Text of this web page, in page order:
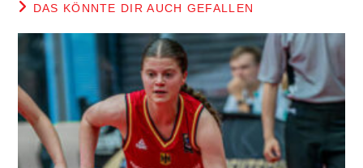
DAS KÖNNTE DIR AUCH GEFALLEN